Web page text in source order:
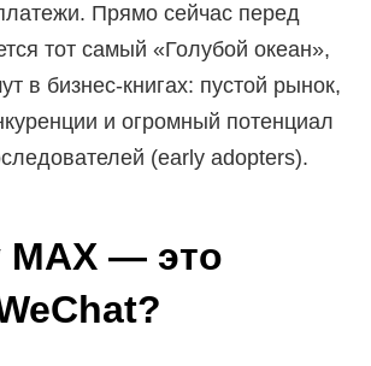
Прямо сейчас перед
тот самый «Голубой океан»,
в бизнес-книгах: пустой рынок,
и огромный потенциал
(early adopters).
MAX — это